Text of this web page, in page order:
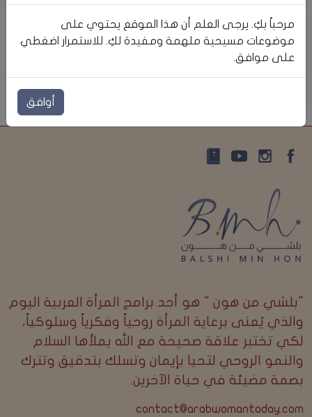
"بلشي من هون " هو أحد برامج المرأة العربية اليوم
والذي يُعنى برعاية المرأة روحياً وفكرياً وسلوكياً،
لكي تختبر علاقة صحيحة مع الله يملأها السلام
والنمو الروحي لتحيا بإيمان وتسلك بتدقيق وتترك
بصمة مضيئة في حياة الآخرين.
contact@arabwomantoday.com
مرحباً بكِ. يرجى العلم أن هذا الموقع يحتوي على
موضوعات مسيحية ملهمة ومفيدة لكِ. للاستمرار اضغطي
على موافق.
أوافق